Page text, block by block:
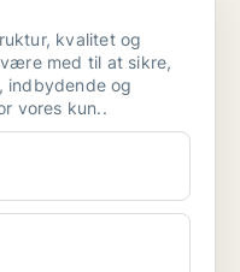
kvalitet og
med til at sikre,
indbydende og
vores kun..